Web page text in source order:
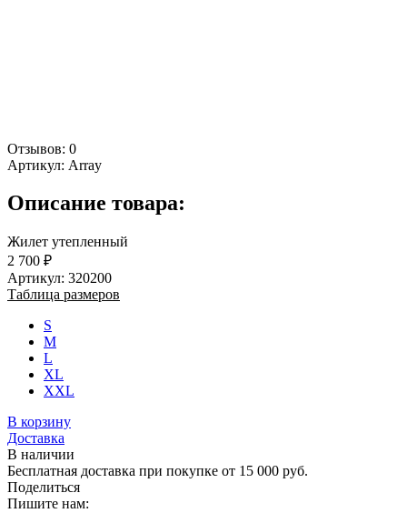
Отзывов: 0
Артикул: Array
Описание товара:
Жилет утепленный
2 700 ₽
Артикул: 320200
Таблица размеров
S
M
L
XL
XXL
В корзину
Доставка
В наличии
Бесплатная доставка при покупке от 15 000 руб.
Поделиться
Пишите нам: